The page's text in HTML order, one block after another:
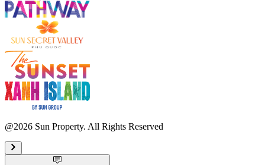
@2026 Sun Property. All Rights Reserved